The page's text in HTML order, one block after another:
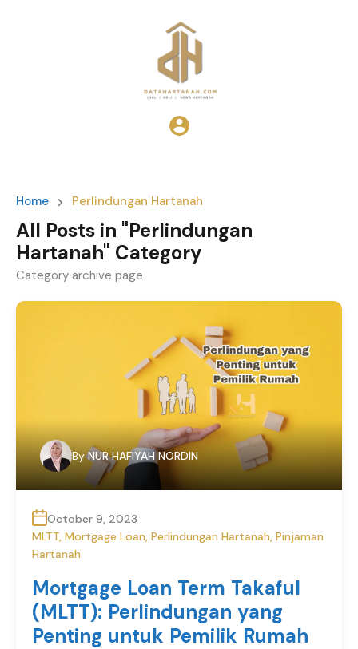
Home Perlindungan Hartanah
All Posts in "Perlindungan
Hartanah" Category
Category archive page
By NUR HAFIYAH NORDIN
October 9, 2023
MLTT, Mortgage Loan, Perlindungan Hartanah, Pinjaman
Hartanah
Mortgage Loan Term Takaful
(MLTT): Perlindungan yang
Penting untuk Pemilik Rumah